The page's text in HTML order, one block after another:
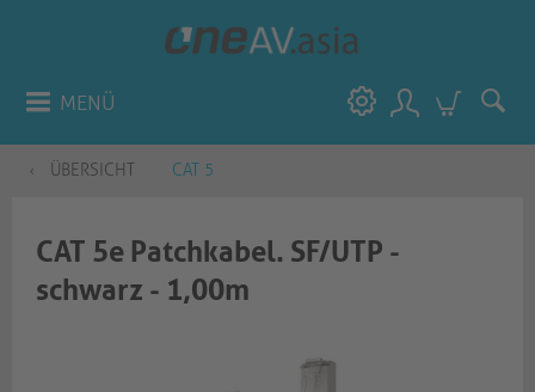
MENÜ
ÜBERSICHT CAT 5
CAT 5e Patchkabel. SF/UTP -
schwarz - 1,00m